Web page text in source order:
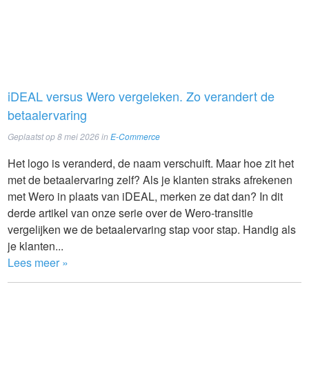
iDEAL versus Wero vergeleken. Zo verandert de
betaalervaring
Geplaatst op8 mei 2026inE-Commerce
Het logo is veranderd, de naam verschuift. Maar hoe zit het
met de betaalervaring zelf? Als je klanten straks afrekenen
met Wero in plaats van iDEAL, merken ze dat dan? In dit
derde artikel van onze serie over de Wero-transitie
vergelijken we de betaalervaring stap voor stap. Handig als
je klanten...
Lees meer »